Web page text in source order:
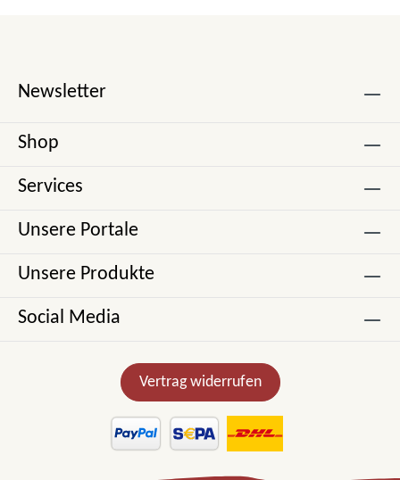
Newsletter
Shop
Services
Unsere Portale
Unsere Produkte
Social Media
Vertrag widerrufen